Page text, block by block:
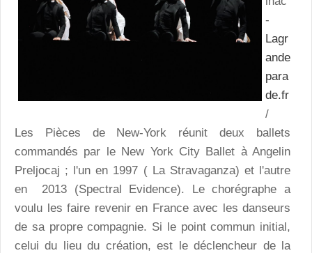
-
Lagr
ande
para
de.fr
/
Les Pièces de New-York réunit deux ballets
commandés par le New York City Ballet à Angelin
Preljocaj ; l'un en 1997 ( La Stravaganza) et l'autre
en 2013 (Spectral Evidence). Le chorégraphe a
voulu les faire revenir en France avec les danseurs
de sa propre compagnie. Si le point commun initial,
celui du lieu du création, est le déclencheur de la